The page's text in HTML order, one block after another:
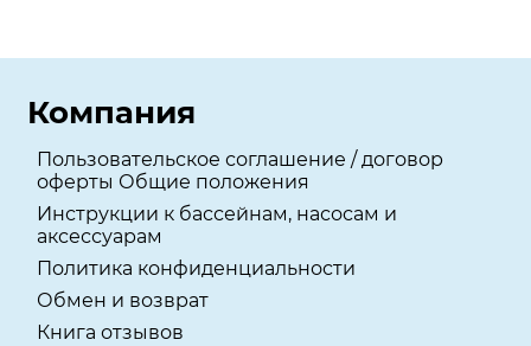
Компания
Пользовательское соглашение / договор
оферты Общие положения
Инструкции к бассейнам, насосам и
аксессуарам
Политика конфиденциальности
Обмен и возврат
Книга отзывов